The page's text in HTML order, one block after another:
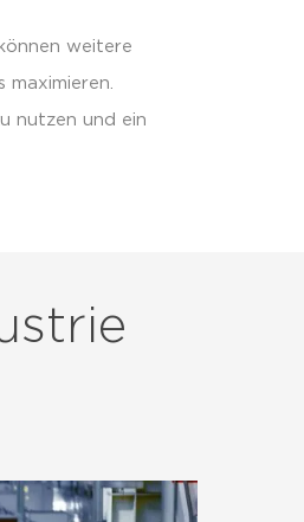
weitere
maximieren.
nutzen und ein